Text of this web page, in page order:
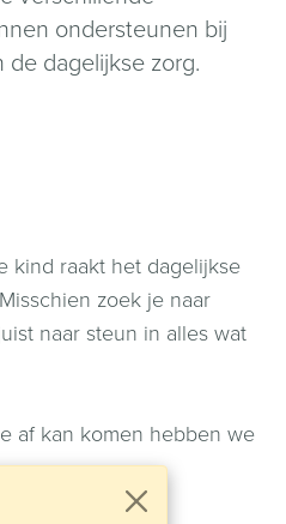
ondersteunen bij
dagelijkse zorg.
kind raakt het dagelijkse
zoek je naar
naar steun in alles wat
af kan komen hebben we